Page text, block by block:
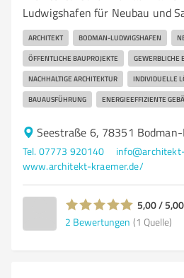
Ludwigshafen für Neubau und
ARCHITEKT BODMAN-LUDWIGSHAFEN
ÖFFENTLICHE BAUPROJEKTE GEWERBLICHE
NACHHALTIGE ARCHITEKTUR INDIVIDUELLE
BAUAUSFÜHRUNG ENERGIEEFFIZIENTE
Seestraße 6, 78351
Tel. 07773 920140
www.architekt-kraemer.de/
5,00 / 5,00
2 Bewertungen (1 Quelle)